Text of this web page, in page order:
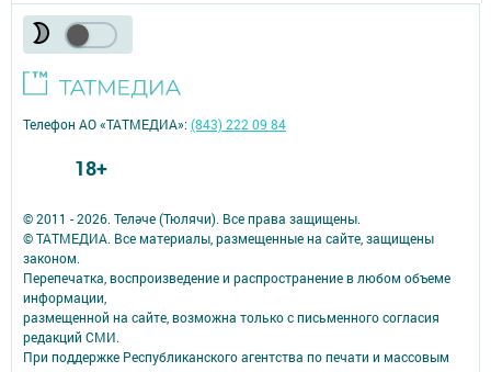
© 2011 - 2026. Теләче (Тюлячи). Все права защищены.
© ТАТМЕДИА. Все материалы, размещенные на сайте, защищены
законом.
Перепечатка, воспроизведение и распространение в любом объеме
информации,
размещенной на сайте, возможна только с письменного согласия
редакций СМИ.
При поддержке Республиканского агентства по печати и массовым
Телефон АО «ТАТМЕДИА»:(843) 222 09 84
18+